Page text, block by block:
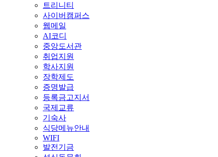
트리니티
사이버캠퍼스
웹메일
AI코디
중앙도서관
취업지원
학사지원
장학제도
증명발급
등록금고지서
국제교류
기숙사
식당메뉴안내
WIFI
발전기금